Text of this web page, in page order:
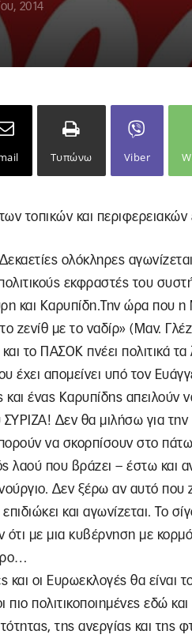
2014
Τυπώνω Viber
τοπικών και
ολόκληρες
εκφραστές του
και Καρυπίδη.Την ώρα που η
ζενίθ με το ναδίρ» (Μαν.
το ΠΑΣΟΚ πνέει πολιτικά
έχει απομείνει υπό τον
ένας Καρυπίδης απειλούν
ΣΥΡΙΖΑ! Δεν θα μιλήσω για
να σκορπίσουν στο
λαού που βράζει – έστω και
Δεν ξέρω αν αυτό που
και αγωνίζεται. Το
ότι με μια κυβέρνηση με
και οι Ευρωεκλογές θα είναι
πιο πολιτικοποιημένες εδώ
της ανεργίας και της